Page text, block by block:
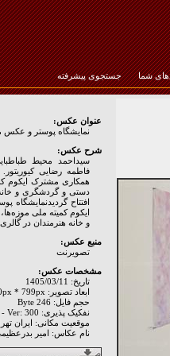
شما جستجوی پیشرفته
عنوان عکس:
نمایشگاه پوستر و عکس
شرح عکس:
سیداحمد محیط
فاطمه رضایی
همکاری مشترک ایکوم
دستی و گردشگری و خانه
افتتاح
ایکوم کمیته ملی
و خانه هنرمندان در گالری
منبع عکس:
تصويرنت
مشخصات عکس:
تاریخ: 1405/03/11
ابعاد تصویر: 1200px * 799px
حجم فایل: 246 Byte
نفکیک پذیری: Hor: 300 - Ver: 300
موقعیت مکانی: ايران
نام عکاس: امير